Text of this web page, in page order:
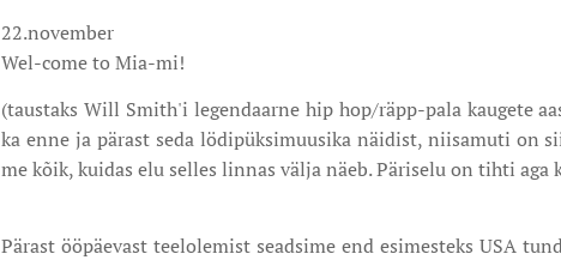
22.november
Wel-come to Mia-mi!
(taustaks Will Smith'i legendaarne hip hop/räpp-pala kaugete
ka enne ja pärast seda lödipüksimuusika näidist, niisamuti on
me kõik, kuidas elu selles linnas välja näeb. Päriselu on tihti
Pärast ööpäevast teelolemist seadsime end esimesteks USA